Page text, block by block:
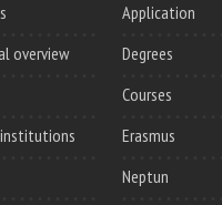
overview
Application
Degrees
Courses
Erasmus
Neptun